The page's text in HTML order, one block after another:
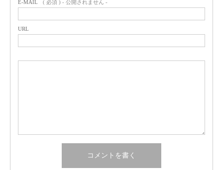
E-MAIL ( 必須 ) - 公開されません -
URL